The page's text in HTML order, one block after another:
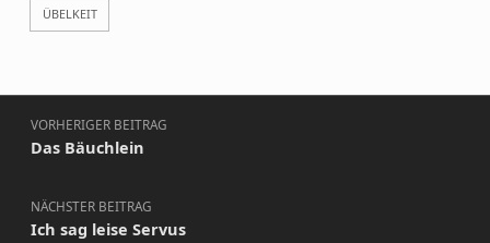
ÜBELKEIT
Beitragsnavigation
VORHERIGER BEITRAG
Das Bäuchlein
NÄCHSTER BEITRAG
Ich sag leise Servus